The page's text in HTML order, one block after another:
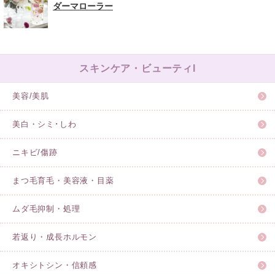
ダーマローラー
スキンケア・ビューティl
美容/美肌
美白・シミ･しわ
ニキビ/傷跡
まつ毛育毛・美容液・目薬
ムダ毛抑制・処理
若返り・成長ホルモン
オキシトシン・信頼感